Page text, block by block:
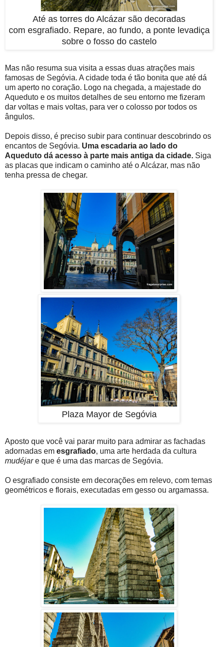
Até as torres do Alcázar são decoradas
com esgrafiado. Repare, ao fundo, a ponte levadiça
sobre o fosso do castelo
Mas não resuma sua visita a essas duas atrações mais
famosas de Segóvia. A cidade toda é tão bonita que até dá
um aperto no coração. Logo na chegada, a majestade do
Aqueduto e os muitos detalhes de seu entorno me fizeram
dar voltas e mais voltas, para ver o colosso por todos os
ângulos.
Depois disso, é preciso subir para continuar descobrindo os
encantos de Segóvia. Uma escadaria ao lado do
Aqueduto dá acesso à parte mais antiga da cidade. Siga
as placas que indicam o caminho até o Alcázar, mas não
tenha pressa de chegar.
Plaza Mayor de Segóvia
Aposto que você vai parar muito para admirar as fachadas
adornadas em esgrafiado, uma arte herdada da cultura
mudéjare que é uma das marcas de Segóvia.
O esgrafiado consiste em decorações em relevo, com temas
geométricos e florais, executadas em gesso ou argamassa.